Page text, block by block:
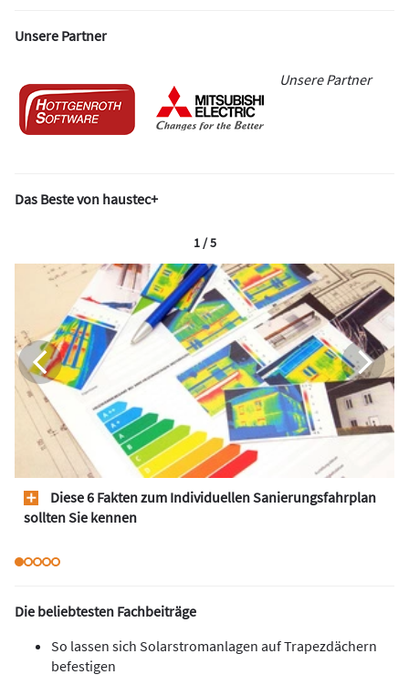
Unsere Partner
Unsere Partner
Das Beste von haustec+
Diese 6 Fakten zum Individuellen Sanierungsfahrplan
sollten Sie kennen
1 / 5
Die beliebtesten Fachbeiträge
So lassen sich Solarstromanlagen auf Trapezdächern
befestigen